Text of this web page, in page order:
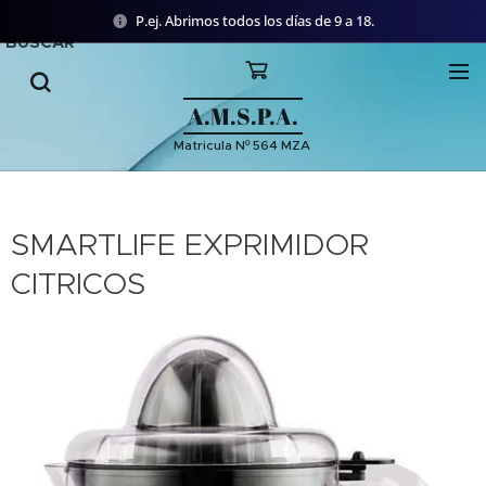
P.ej. Abrimos todos los días de 9 a 18.
A.M.S.P.A.
Matricula Nº 564 MZA
BUSCAR
SMARTLIFE EXPRIMIDOR
CITRICOS